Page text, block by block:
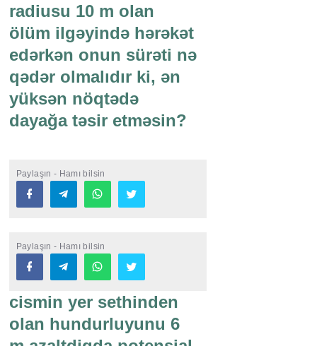
radiusu 10 m olan
ölüm ilgəyində hərəkət
edərkən onun sürəti nə
qədər olmalıdır ki, ən
yüksən nöqtədə
dayağa təsir etməsin?
Paylaşın - Hamı bilsin
Paylaşın - Hamı bilsin
cismin yer sethinden
olan hundurluyunu 6